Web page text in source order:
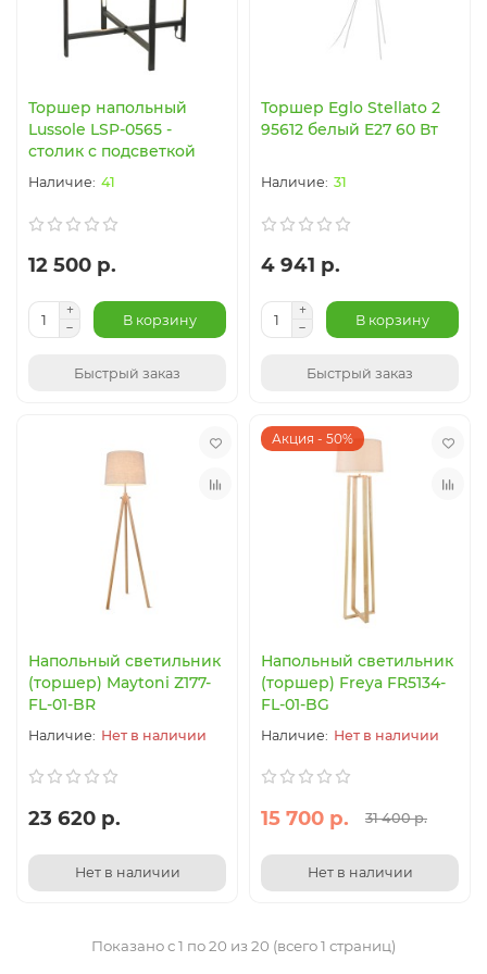
Торшер напольный
Lussole LSP-0565 -
столик с подсветкой
41
12 500 р.
В корзину
Быстрый заказ
Торшер Eglo Stellato 2
95612 белый E27 60 Вт
31
4 941 р.
В корзину
Быстрый заказ
Напольный светильник
(торшер) Maytoni Z177-
FL-01-BR
Нет в наличии
23 620 р.
Нет в наличии
Акция - 50%
Напольный светильник
(торшер) Freya FR5134-
FL-01-BG
Нет в наличии
15 700 р. 31 400 р.
Нет в наличии
Показано с 1 по 20 из 20 (всего 1 страниц)